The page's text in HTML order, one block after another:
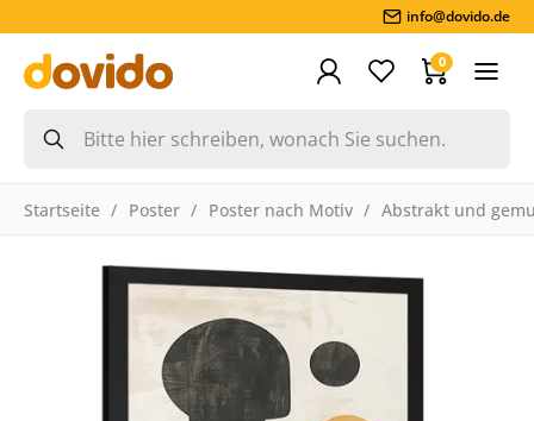
info@dovido.de
0
Startseite Poster Poster nach Motiv Abstrakt und